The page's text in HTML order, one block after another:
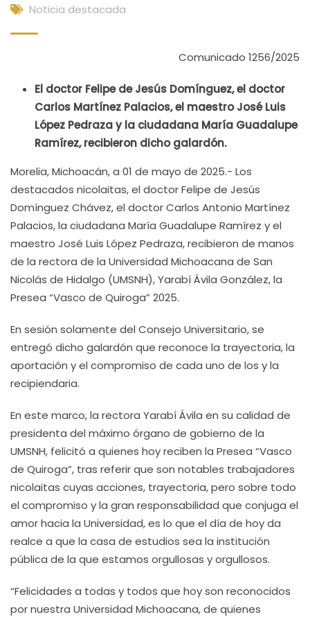
Noticia destacada
Comunicado 1256/2025
El doctor Felipe de Jesús Domínguez, el doctor
Carlos Martínez Palacios, el maestro José Luis
López Pedraza y la ciudadana María Guadalupe
Ramírez, recibieron dicho galardón.
Morelia, Michoacán, a 01 de mayo de 2025.- Los
destacados nicolaitas, el doctor Felipe de Jesús
Domínguez Chávez, el doctor Carlos Antonio Martínez
Palacios, la ciudadana María Guadalupe Ramírez y el
maestro José Luis López Pedraza, recibieron de manos
de la rectora de la Universidad Michoacana de San
Nicolás de Hidalgo (UMSNH), Yarabí Ávila González, la
Presea “Vasco de Quiroga” 2025.
En sesión solamente del Consejo Universitario, se
entregó dicho galardón que reconoce la trayectoria, la
aportación y el compromiso de cada uno de los y la
recipiendaria.
En este marco, la rectora Yarabí Ávila en su calidad de
presidenta del máximo órgano de gobierno de la
UMSNH, felicitó a quienes hoy reciben la Presea “Vasco
de Quiroga”, tras referir que son notables trabajadores
nicolaitas cuyas acciones, trayectoria, pero sobre todo
el compromiso y la gran responsabilidad que conjuga el
amor hacia la Universidad, es lo que el día de hoy da
realce a que la casa de estudios sea la institución
pública de la que estamos orgullosas y orgullosos.
“Felicidades a todas y todos que hoy son reconocidos
por nuestra Universidad Michoacana, de quienes